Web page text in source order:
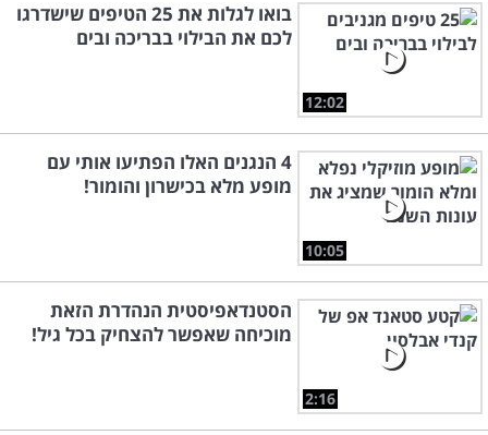
12:02
בואו לגלות את 25 הטיפים שישדרגו
לכם את הבילוי בבריכה ובים
10:05
4 הנגנים האלו הפתיעו אותי עם
מופע מלא בכישרון והומור!
2:16
הסטנדאפיסטית הנהדרת הזאת
מוכיחה שאפשר להצחיק בכל גיל!